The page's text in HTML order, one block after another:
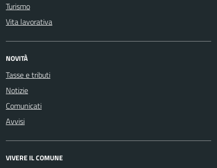
Turismo
Vita lavorativa
NOVITÀ
Tasse e tributi
Notizie
Comunicati
Avvisi
VIVERE IL COMUNE